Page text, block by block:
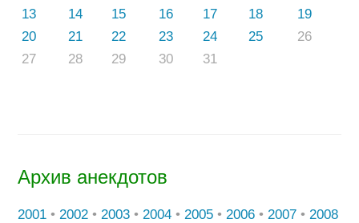
13
14 15 16 17 18
19
20
21 22 23 24 25
26
27
28 29 30 31
Архив анекдотов
2001 • 2002 • 2003 • 2004 • 2005 • 2006 • 2007 • 2008